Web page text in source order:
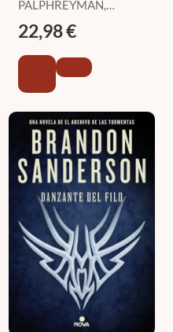
PALPHREYMAN,
22,98 €